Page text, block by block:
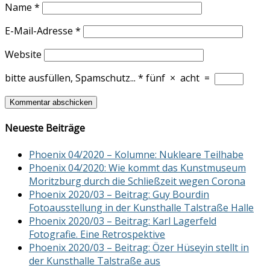
Name *
E-Mail-Adresse *
Website
bitte ausfüllen, Spamschutz... * fünf × acht =
Neueste Beiträge
Phoenix 04/2020 – Kolumne: Nukleare Teilhabe
Phoenix 04/2020: Wie kommt das Kunstmuseum
Moritzburg durch die Schließzeit wegen Corona
Phoenix 2020/03 – Beitrag: Guy Bourdin
Fotoausstellung in der Kunsthalle Talstraße Halle
Phoenix 2020/03 – Beitrag: Karl Lagerfeld
Fotografie. Eine Retrospektive
Phoenix 2020/03 – Beitrag: Özer Hüseyin stellt in
der Kunsthalle Talstraße aus